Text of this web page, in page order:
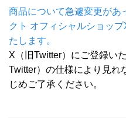
商品について急遽変更があ
クト オフィシャルショッ
たします。
X（旧Twitter）にご登録い
Twitter）の仕様により見れ
じめご了承ください。